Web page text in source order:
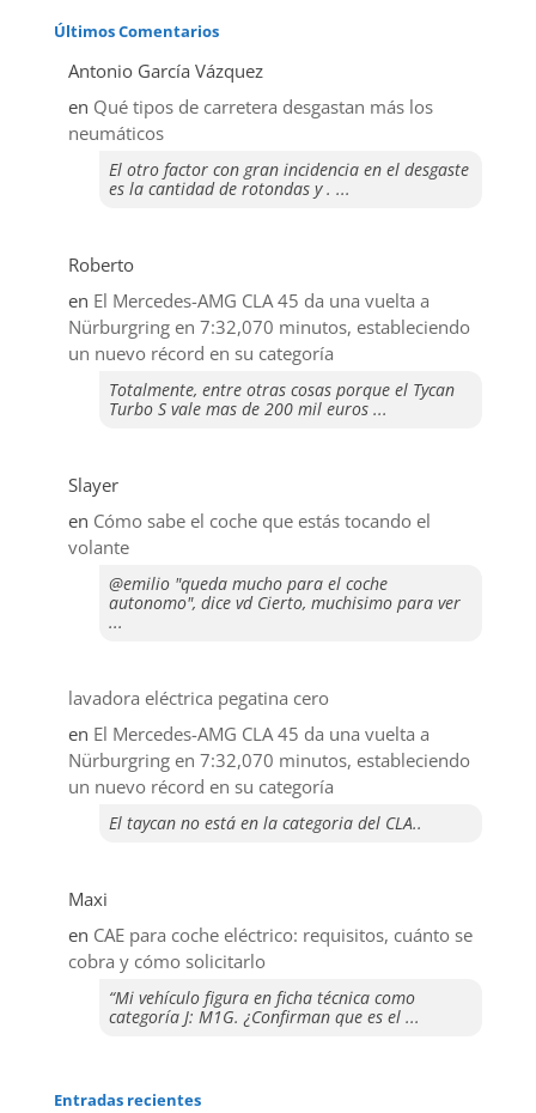
Últimos Comentarios
Antonio García Vázquez
en Qué tipos de carretera desgastan más los
neumáticos
El otro factor con gran incidencia en el desgaste
es la cantidad de rotondas y . ...
Roberto
en El Mercedes-AMG CLA 45 da una vuelta a
Nürburgring en 7:32,070 minutos, estableciendo
un nuevo récord en su categoría
Totalmente, entre otras cosas porque el Tycan
Turbo S vale mas de 200 mil euros ...
Slayer
en ​Cómo sabe el coche que estás tocando el
volante
@emilio "queda mucho para el coche
autonomo", dice vd Cierto, muchisimo para ver
...
lavadora eléctrica pegatina cero
en El Mercedes-AMG CLA 45 da una vuelta a
Nürburgring en 7:32,070 minutos, estableciendo
un nuevo récord en su categoría
El taycan no está en la categoria del CLA..
Maxi
en CAE para coche eléctrico: requisitos, cuánto se
cobra y cómo solicitarlo
“Mi vehículo figura en ficha técnica como
categoría J: M1G. ¿Confirman que es el ...
Entradas recientes